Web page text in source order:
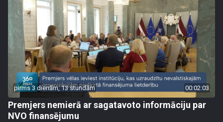
pirms 3 dienām, 13 stundām 00:02:03
Premjers nemierā ar sagatavoto informāciju par
NVO finansējumu